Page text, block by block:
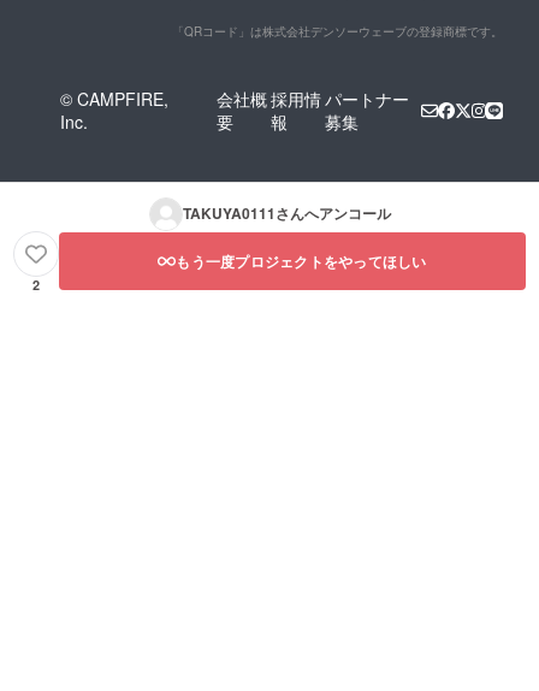
「QRコード」は株式会社デンソーウェーブの登録商標です。
© CAMPFIRE,
Inc.
会社概
要
採用情
報
パートナー
募集
TAKUYA0111さんへアンコール
2
もう一度プロジェクトをやってほしい